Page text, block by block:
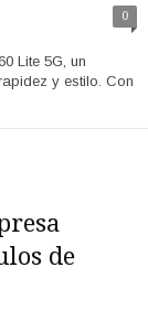
0
Lite 5G, un
y estilo. Con
de